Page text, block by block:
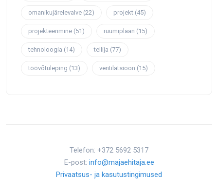
omanikujärelevalve (22) projekt (45)
projekteerimine (51) ruumiplaan (15)
tehnoloogia (14) tellija (77)
töövõtuleping (13) ventilatsioon (15)
Telefon: +372 5692 5317
E-post: info@majaehitaja.ee
Privaatsus- ja kasutustingimused